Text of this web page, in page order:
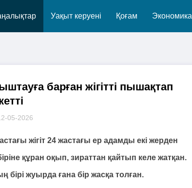
Уақыт керуені Қоғам Экономика
барған жігітті пышақтап
05-2026
жігіт 24 жастағы ер адамды екі жерден
құран оқып, зираттан қайтып келе жатқан.
жуырда ғана бір жасқа толған.